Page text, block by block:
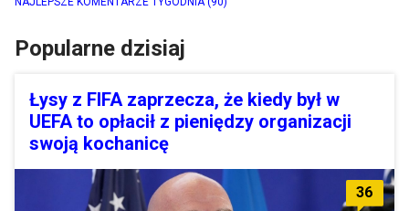
Popularne dzisiaj
Łysy z FIFA zaprzecza, że kiedy był w
UEFA to opłacił z pieniędzy organizacji
swoją kochanicę
36